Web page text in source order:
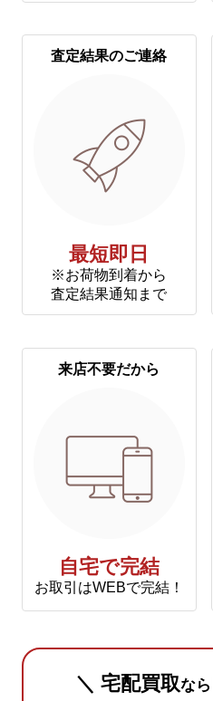
査定結果のご連絡
最短即日
※お荷物到着から
査定結果通知まで
来店不要だから
自宅で完結
お取引はWEBで完結！
＼ 宅配買取なら